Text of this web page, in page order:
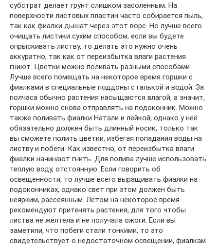
субстрат делает грунт слишком засоленным. На
поверхности листовых пластин часто собирается пыль,
так как фиалки дышат через этот ворс. Но лучше всего
очищать листики сухим способом, если вы будете
опрыскивать листву, то делать это нужно очень
аккуратно, так как от переизбытка влаги растения
гниют. Цветки можно поливать разными способами.
Лучше всего помещать на некоторое время горшки с
фиалками в специальные поддоны с галькой и водой. За
полчаса обычно растения насыщаются влагой, а значит,
горшки можно снова отправлять на подоконник. Можно
также поливать фиалки Натали и лейкой, однако у неё
обязательно должен быть длинный носик, только так
вы сможете полить цветки, избегая попадания воды на
листву и побеги. Как известно, от переизбытка влаги
фиалки начинают гнить. Для полива лучше использовать
теплую воду, отстоянную. Если говорить об
освещенности, то лучше всего выращивать фиалки на
подоконниках, однако свет при этом должен быть
неярким, рассеянным. Летом на некоторое время
рекомендуют притенять растения, для того чтобы
листва не желтела и не получала ожоги. Если вы
заметили, что побеги стали тонкими, то это
свидетельствует о недостаточном освещении, фиалкам